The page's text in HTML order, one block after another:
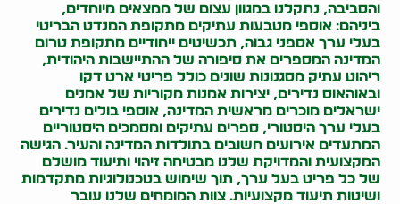
והסביבה, נתקלנו במגוון עצום של ממצאים מיוחדים,
ביניהם: אוספי מטבעות עתיקים מתקופת המנדט הבריטי
בעלי ערך אספני גבוה, תכשיטים ייחודיים מתקופת טרום
המדינה המספרים את סיפורה של ההתיישבות היהודית,
ריהוט עתיק מסגנונות שונים כולל פריטי ארט דקו
ובאוהאוס נדירים, יצירות אמנות מקוריות של אמנים
ישראלים מוכרים מראשית המדינה, אוספי בולים נדירים
בעלי ערך היסטורי, ספרים עתיקים ומסמכים היסטוריים
המתעדים אירועים חשובים בתולדות המדינה והעיר. הגישה
המקצועית והמדויקת שלנו מבטיחה זיהוי ותיעוד מושלם
של כל פריט בעל ערך, תוך שימוש בטכנולוגיות מתקדמות
ושיטות תיעוד מקצועיות. צוות המומחים שלנו עובר